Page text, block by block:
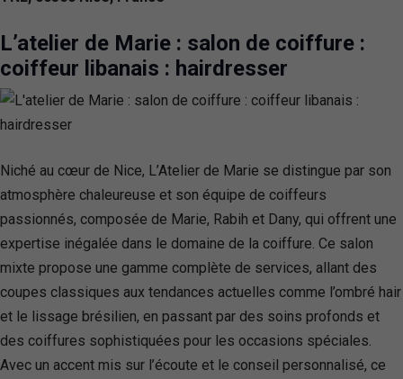
L’atelier de Marie : salon de coiffure :
coiffeur libanais : hairdresser
Niché au cœur de Nice, L’Atelier de Marie se distingue par son
atmosphère chaleureuse et son équipe de coiffeurs
passionnés, composée de Marie, Rabih et Dany, qui offrent une
expertise inégalée dans le domaine de la coiffure. Ce salon
mixte propose une gamme complète de services, allant des
coupes classiques aux tendances actuelles comme l’ombré hair
et le lissage brésilien, en passant par des soins profonds et
des coiffures sophistiquées pour les occasions spéciales.
Avec un accent mis sur l’écoute et le conseil personnalisé, ce